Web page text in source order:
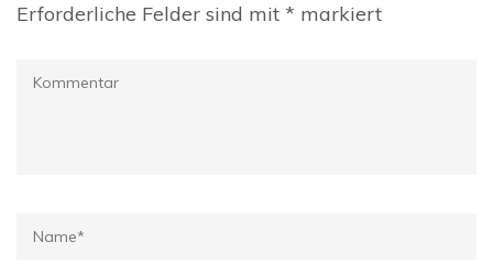
Erforderliche Felder sind mit * markiert
Kommentar
Name*